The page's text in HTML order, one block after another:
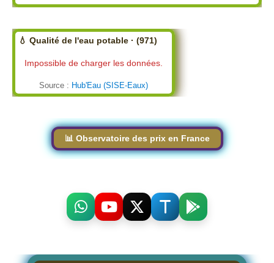
💧 Qualité de l'eau potable · (971)
Impossible de charger les données.
Source : Hub'Eau (SISE-Eaux)
📊 Observatoire des prix en France